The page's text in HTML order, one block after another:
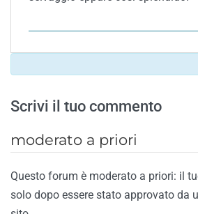
Scrivi il tuo commento
moderato a priori
Questo forum è moderato a priori: il
solo dopo essere stato approvato da